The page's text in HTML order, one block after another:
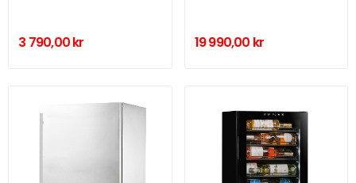
3 790,00 kr 19 990,00 kr